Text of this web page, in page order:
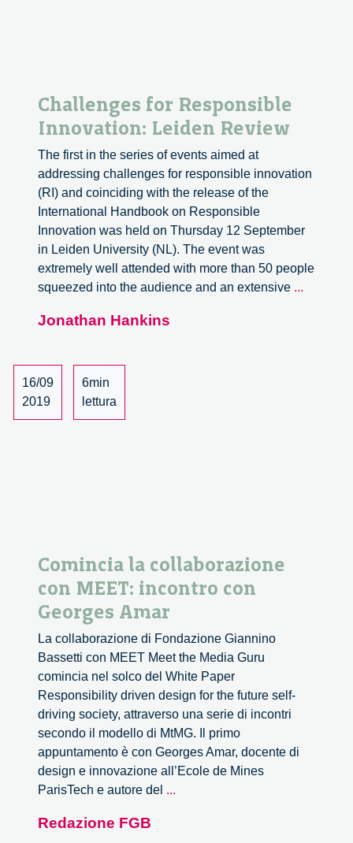
Challenges for Responsible
Innovation: Leiden Review
The first in the series of events aimed at
addressing challenges for responsible innovation
(RI) and coinciding with the release of the
International Handbook on Responsible
Innovation was held on Thursday 12 September
in Leiden University (NL). The event was
extremely well attended with more than 50 people
squeezed into the audience and an extensive ...
Jonathan Hankins
16/09
2019
6min
lettura
Comincia la collaborazione
con MEET: incontro con
Georges Amar
La collaborazione di Fondazione Giannino
Bassetti con MEET Meet the Media Guru
comincia nel solco del White Paper
Responsibility driven design for the future self-
driving society, attraverso una serie di incontri
secondo il modello di MtMG. Il primo
appuntamento è con Georges Amar, docente di
design e innovazione all’Ecole de Mines
ParisTech e autore del ...
Redazione FGB